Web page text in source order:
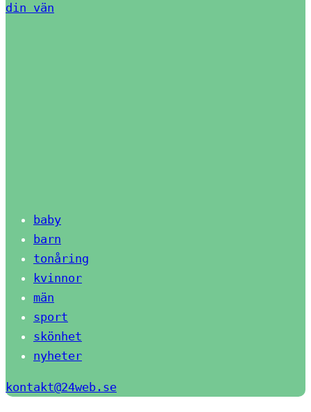
din vän
baby
barn
tonåring
kvinnor
män
sport
skönhet
nyheter
kontakt@24web.se